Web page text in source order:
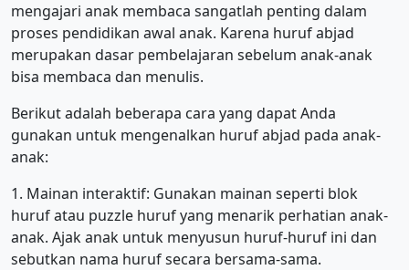
mengajari anak membaca sangatlah penting dalam
proses pendidikan awal anak. Karena huruf abjad
merupakan dasar pembelajaran sebelum anak-anak
bisa membaca dan menulis.
Berikut adalah beberapa cara yang dapat Anda
gunakan untuk mengenalkan huruf abjad pada anak-
anak:
1. Mainan interaktif: Gunakan mainan seperti blok
huruf atau puzzle huruf yang menarik perhatian anak-
anak. Ajak anak untuk menyusun huruf-huruf ini dan
sebutkan nama huruf secara bersama-sama.